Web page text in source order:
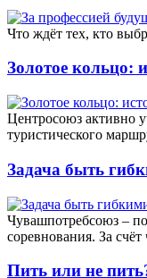
Что ждёт тех, кто
Золотое кольцо:
Центросоюз активно
туристического
Задача быть
Чувашпотребсоюз –
соревнования. За счёт
Пить или не